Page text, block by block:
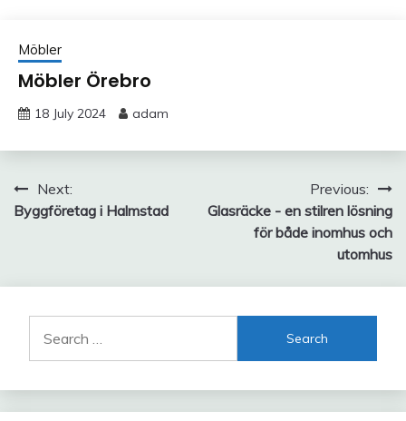
Möbler
Möbler Örebro
18 July 2024 adam
Post
navigation
Next:
Byggföretag i Halmstad
Previous:
Glasräcke - en stilren lösning
för både inomhus och
utomhus
for: